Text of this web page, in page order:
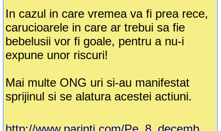
In cazul in care vremea va fi prea rece,
carucioarele in care ar trebui sa fie
bebelusii vor fi goale, pentru a nu-i
expune unor riscuri!
Mai multe ONG uri si-au manifestat
sprijinul si se alatura acestei actiuni.